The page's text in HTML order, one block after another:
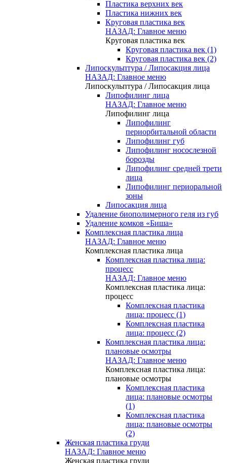
Пластика верхних век
Пластика нижних век
Круговая пластика век
НАЗАД: Главное меню
Круговая пластика век
Круговая пластика век (1)
Круговая пластика век (2)
Липоскульптура / Липосакция лица
НАЗАД: Главное меню
Липоскульптура / Липосакция лица
Липофилинг лица
НАЗАД: Главное меню
Липофилинг лица
Липофилинг
периорбитальной области
Липофилинг губ
Липофилинг носослезной
борозды
Липофилинг средней трети
лица
Липофилинг периоральной
зоны
Липосакция лица
Удаление биополимерного геля из губ
Удаление комков «Биша»
Комплексная пластика лица
НАЗАД: Главное меню
Комплексная пластика лица
Комплексная пластика лица:
процесс
НАЗАД: Главное меню
Комплексная пластика лица:
процесс
Комплексная пластика
лица: процесс (1)
Комплексная пластика
лица: процесс (2)
Комплексная пластика лица:
плановые осмотры
НАЗАД: Главное меню
Комплексная пластика лица:
плановые осмотры
Комплексная пластика
лица: плановые осмотры
(1)
Комплексная пластика
лица: плановые осмотры
(2)
Женская пластика груди
НАЗАД: Главное меню
Женская пластика груди